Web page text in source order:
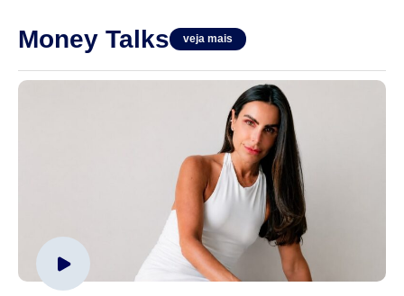
Money Talks veja mais